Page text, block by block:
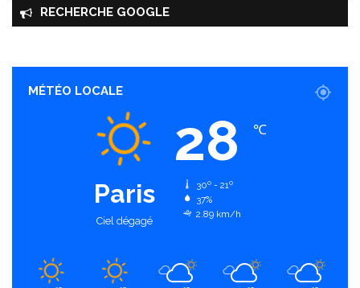
RECHERCHE GOOGLE
MÉTÉO LOCALE
Paris
Ciel dégagé
28 ℃
30º - 21º
37%
2.89 km/h